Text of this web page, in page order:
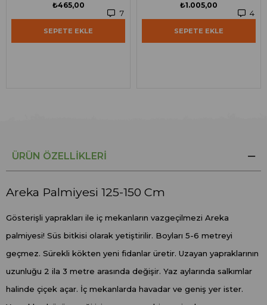
7
₺465,00
SEPETE EKLE
4
₺1.005,00
SEPETE EKLE
ÜRÜN ÖZELLIKLERI
Areka Palmiyesi 125-150 Cm
Gösterişli yaprakları ile iç mekanların vazgeçilmezi Areka
palmiyesi! Süs bitkisi olarak yetiştirilir. Boyları 5-6 metreyi
geçmez. Sürekli kökten yeni fidanlar üretir. Uzayan yapraklarının
uzunluğu 2 ila 3 metre arasında değişir. Yaz aylarında salkımlar
halinde çiçek açar. İç mekanlarda havadar ve geniş yer ister.